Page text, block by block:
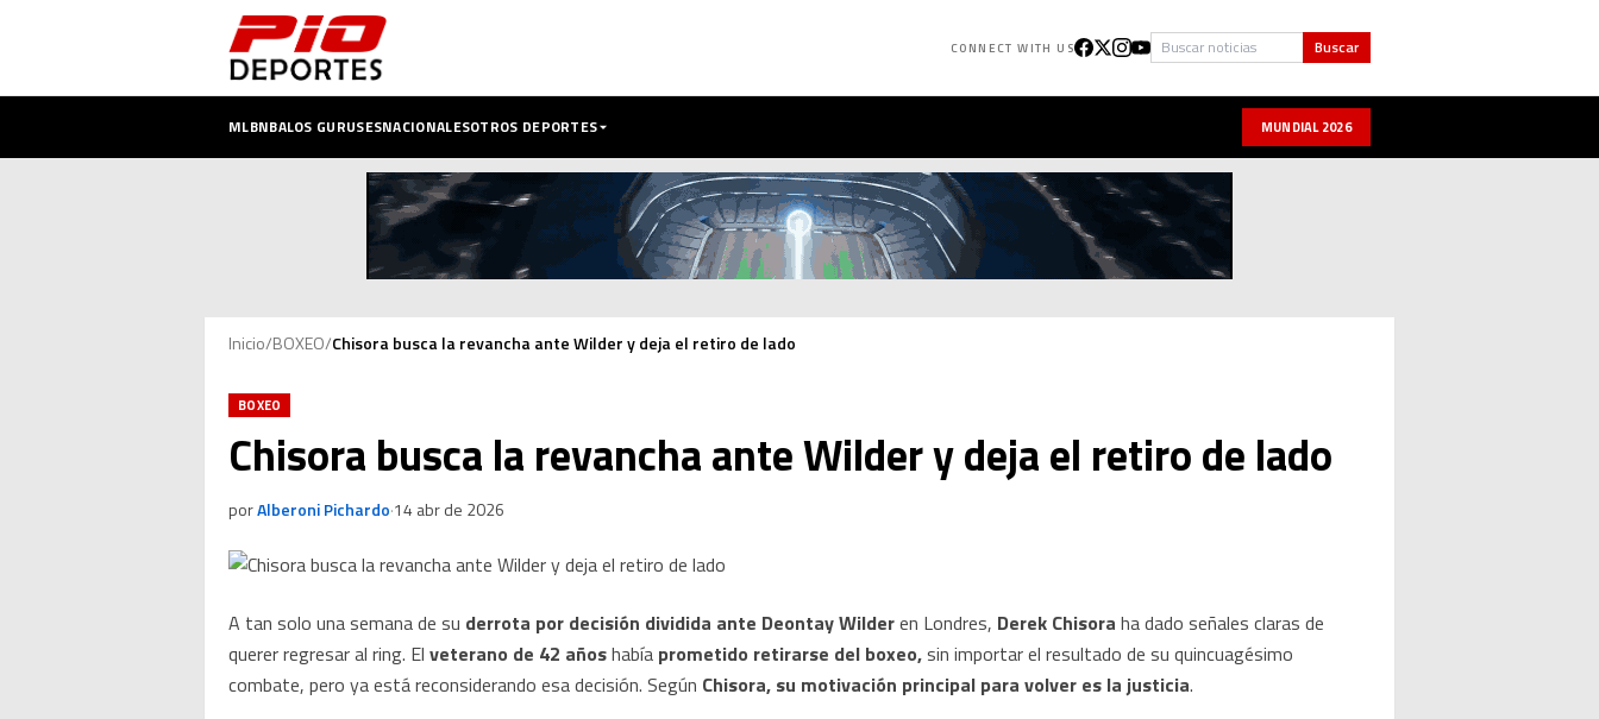
CONNECT WITH US Buscar Buscar
MLBNBALOS GURUSESNACIONALESOTROS DEPORTES MUNDIAL 2026
Inicio/BOXEO/Chisora busca la revancha ante Wilder y deja el retiro de lado
BOXEO
Chisora busca la revancha ante Wilder y deja el retiro de lado
porAlberoni Pichardo·14 abr de 2026
A tan solo una semana de su derrota por decisión dividida ante Deontay Wilderen Londres, Derek Chisora ha dado señales claras de
querer regresar al ring. El veterano de 42 añoshabía prometido retirarse del boxeo,sin importar el resultado de su quincuagésimo
combate, pero ya está reconsiderando esa decisión. Según Chisora, su motivación principal para volver es la justicia.